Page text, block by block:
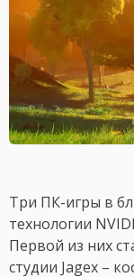
Три ПК-игры в
технологии
Первой из них
студии Jagex –